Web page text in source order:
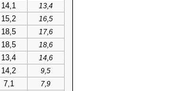
14,1
13,4
15,2
16,5
18,5
17,6
18,5
18,6
13,4
14,6
14,2
9,5
7,1
7,9